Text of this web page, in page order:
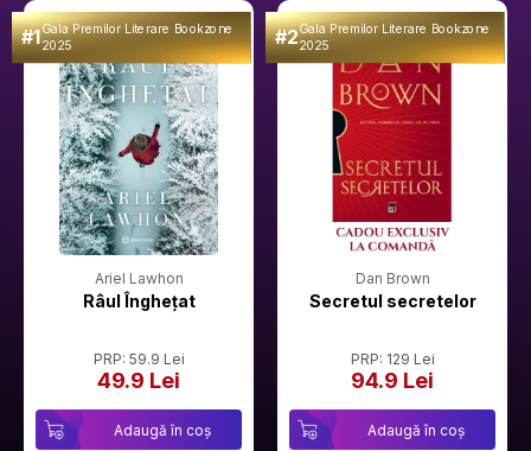
#1Gala Premilor Literare Bookzone
2025
Ariel Lawhon
Râul Înghețat
PRP: 59.9 Lei
49.9 Lei
Adaugă în coș
#2Gala Premilor Literare Bookzone
2025
Dan Brown
Secretul secretelor
PRP: 129 Lei
94.9 Lei
Adaugă în coș